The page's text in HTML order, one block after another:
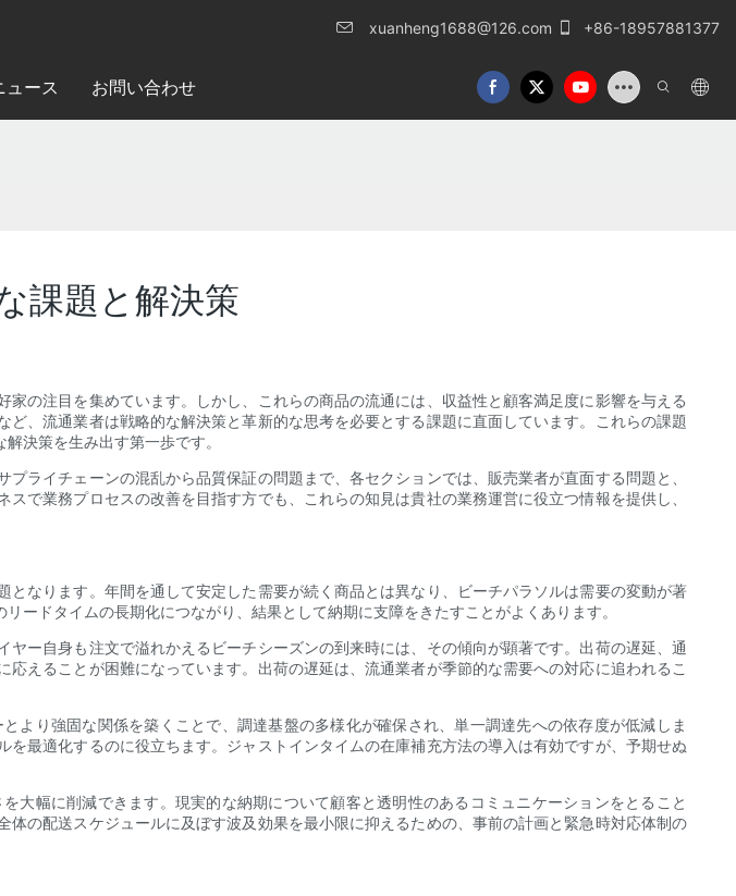
xuanheng1688@126.com +86-18957881377
ュース お問い合わせ
課題と解決策
の注目を集めています。しかし、これらの商品の流通には、収益性と顧客満足度に影響を与える
、流通業者は戦略的な解決策と革新的な思考を必要とする課題に直面しています。これらの課題
決策を生み出す第一歩です。
ライチェーンの混乱から品質保証の問題まで、各セクションでは、販売業者が直面する問題と、
で業務プロセスの改善を目指す方でも、これらの知見は貴社の業務運営に役立つ情報を提供し、
なります。年間を通して安定した需要が続く商品とは異なり、ビーチパラソルは需要の変動が著
ードタイムの​​長期化につながり、結果として納期に支障をきたすことがよくあります。
ー自身も注文で溢れかえるビーチシーズンの到来時には、その傾向が顕著です。出荷の遅延、通
えることが困難になっています。出荷の遅延は、流通業者が季節的な需要への対応に追われるこ
より強固な関係を築くことで、調達基盤の多様化が確保され、単一調達先への依存度が低減しま
最適化するのに役立ちます。ジャストインタイムの在庫補充方法の導入は有効ですが、予期せぬ
大幅に削減できます。現実的な納期について顧客と透明性のあるコミュニケーションをとること
の配送スケジュールに及ぼす波及効果を最小限に抑えるための、事前の計画と緊急時対応体制の